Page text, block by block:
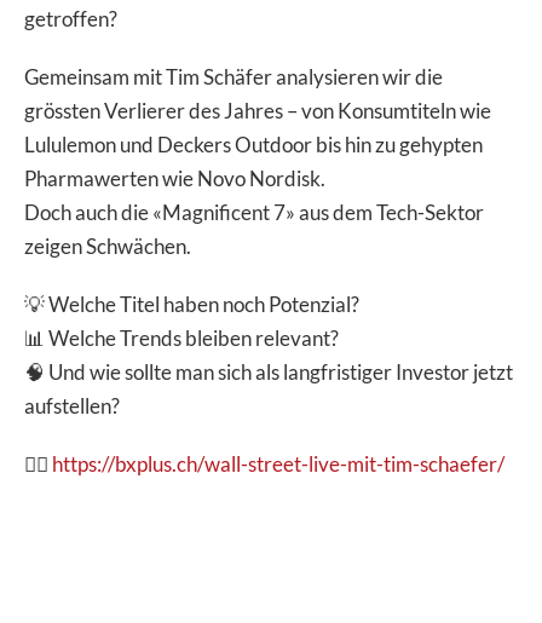
getroffen?
Gemeinsam mit Tim Schäfer analysieren wir die
grössten Verlierer des Jahres – von Konsumtiteln wie
Lululemon und Deckers Outdoor bis hin zu gehypten
Pharmawerten wie Novo Nordisk.
Doch auch die «Magnificent 7» aus dem Tech-Sektor
zeigen Schwächen.
💡 Welche Titel haben noch Potenzial?
📊 Welche Trends bleiben relevant?
🧠 Und wie sollte man sich als langfristiger Investor jetzt
aufstellen?
👉🏽 https://bxplus.ch/wall-street-live-mit-tim-schaefer/